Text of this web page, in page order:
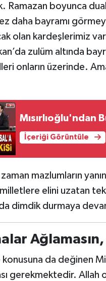
Ramazan boyunca
daha bayramı
olan kardeşlerimiz
zulüm altında
onların üzerinde.
Mısırlıoğlu'ndan
İçeriği Görüntüle
mazlumların
elini uzatan
dimdik durmaya
da değinen
gerekmektedir. Allah